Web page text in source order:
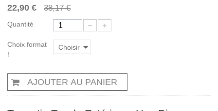
22,90 € 38,17 €
Quantité
Choix format
!
Choisir
AJOUTER AU PANIER